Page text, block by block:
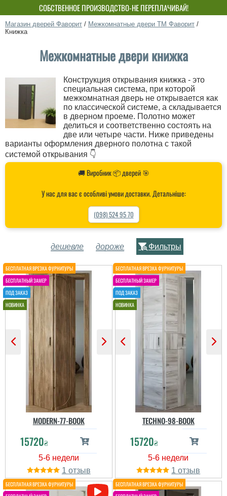
СОБСТВЕННОЕ ПРОИЗВОДСТВО-НЕ ПЕРЕПЛАЧИВАЙ!
Магазин дверей Фаворит / Межкомнатные двери ТМ Фаворит /
Книжка
Межкомнатные двери книжка
Конструкция открывания книжка - это
специальная система, при которой
межкомнатная дверь не открывается как
по классической системе, а складывается
в дверном проеме. Полотно может
делиться и соответственно состоять на
две или четыре части. Ниже приведены
варианты оформления дверного полотна с такой
системой открывания 👇
🚚 Виробник 📦 дверей 🎯
У нас для вас є особливі умови доставки. Детальніше:
(098) 524 95 70
дешевле дороже Фильтры
MODERN-77-BOOK
15720₴
1
TECHNO-98-BOOK
15720₴
1